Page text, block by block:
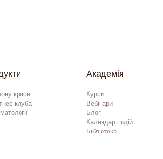
краси
клуба
Академія
Курси
Вебінари
Блог
Календар подій
Бібліотека